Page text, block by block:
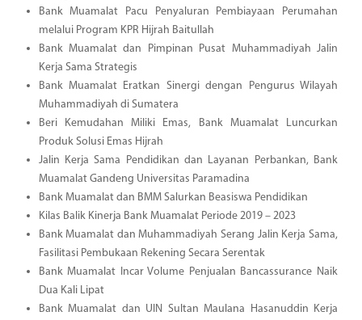
Bank Muamalat Pacu Penyaluran Pembiayaan Perumahan
melalui Program KPR Hijrah Baitullah
Bank Muamalat dan Pimpinan Pusat Muhammadiyah Jalin
Kerja Sama Strategis
Bank Muamalat Eratkan Sinergi dengan Pengurus Wilayah
Muhammadiyah di Sumatera
Beri Kemudahan Miliki Emas, Bank Muamalat Luncurkan
Produk Solusi Emas Hijrah
Jalin Kerja Sama Pendidikan dan Layanan Perbankan, Bank
Muamalat Gandeng Universitas Paramadina
Bank Muamalat dan BMM Salurkan Beasiswa Pendidikan
Kilas Balik Kinerja Bank Muamalat Periode 2019 – 2023
Bank Muamalat dan Muhammadiyah Serang Jalin Kerja Sama,
Fasilitasi Pembukaan Rekening Secara Serentak
Bank Muamalat Incar Volume Penjualan Bancassurance Naik
Dua Kali Lipat
Bank Muamalat dan UIN Sultan Maulana Hasanuddin Kerja